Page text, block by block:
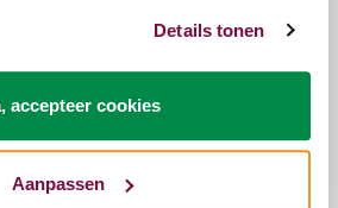
Details tonen
accepteer cookies
Aanpassen
Machinewasbaar op 40°C
mail